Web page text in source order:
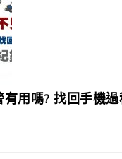
用嗎? 找回手機